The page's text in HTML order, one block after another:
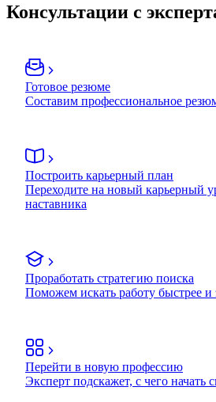
Консультации с
Готовое резюме
Составим профессиональное
Построить карьерный план
Переходите на новый карьерный
наставника
Проработать стратегию поиска
Поможем искать работу быстрее и
Перейти в новую профессию
Эксперт подскажет, с чего начать